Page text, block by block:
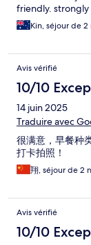
friendly.
Kin, séjour de 2
Avis vérifié
10/10
14 juin 2025
Traduire avec
很满意，早餐种
打卡拍照！
翔, séjour de 2
Avis vérifié
10/10